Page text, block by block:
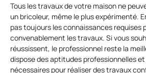
Tous les travaux de votre maison ne
un bricoleur, même le plus expérimenté.
pas toujours les connaissances requises
convenablement les travaux. Si vous
réussissent, le professionnel reste la
dispose des aptitudes professionnelles
nécessaires pour réaliser des travaux